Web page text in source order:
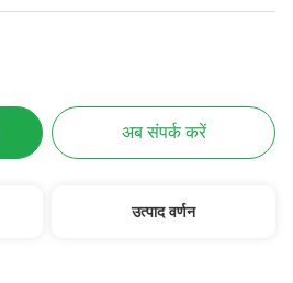
अब संपर्क करें
उत्पाद वर्णन